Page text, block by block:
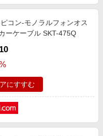
コン-モノラルフォンオス
ーケーブル SKT-475Q
にすすむ